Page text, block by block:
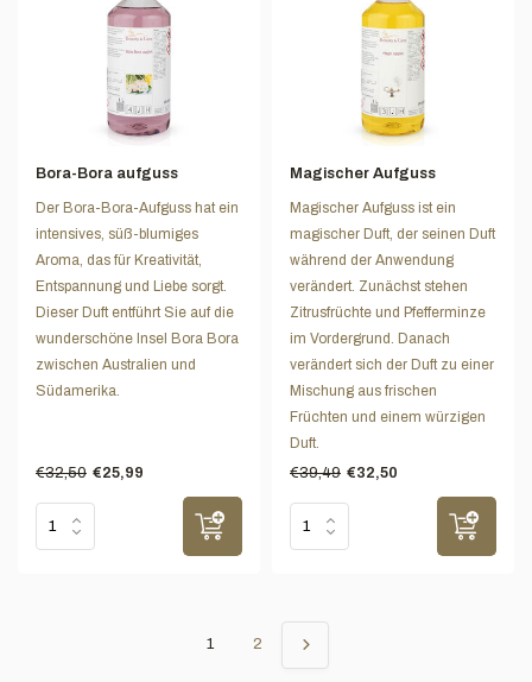
Bora-Bora aufguss
Der Bora-Bora-Aufguss hat ein
intensives, süß-blumiges
Aroma, das für Kreativität,
Entspannung und Liebe sorgt.
Dieser Duft entführt Sie auf die
wunderschöne Insel Bora Bora
zwischen Australien und
Südamerika.
€32,50 €25,99
Magischer Aufguss
Magischer Aufguss ist ein
magischer Duft, der seinen Duft
während der Anwendung
verändert. Zunächst stehen
Zitrusfrüchte und Pfefferminze
im Vordergrund. Danach
verändert sich der Duft zu einer
Mischung aus frischen
Früchten und einem würzigen
Duft.
€39,49 €32,50
1 2